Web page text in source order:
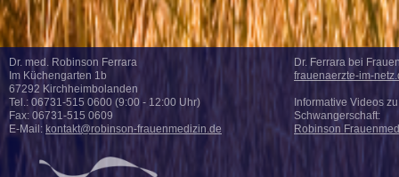
Dr. med. Robinson Ferrara
Im Küchengarten 1b
67292 Kirchheimbolanden
Tel.: 06731-515 0600 (9:00 - 12:00 Uhr)
Fax: 06731-515 0609
E-Mail: kontakt@robinson-frauenmedizin.de
Dr. Ferrara bei
frauenaerzte-im-
Informative Videos
Schwangerschaft:
Robinson